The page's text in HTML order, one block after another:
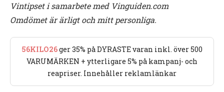
Vintipset i samarbete med Vinguiden.com
Omdömet är ärligt och mitt personliga.
56KILO26ger 35% på DYRASTE varan inkl. över 500
VARUMÄRKEN + ytterligare 5% på kampanj- och
reapriser. Innehåller reklamlänkar